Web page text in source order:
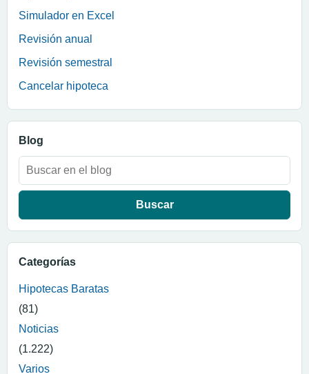
Simulador en Excel
Revisión anual
Revisión semestral
Cancelar hipoteca
Blog
Buscar:
Categorías
Hipotecas Baratas
(81)
Noticias
(1.222)
Varios